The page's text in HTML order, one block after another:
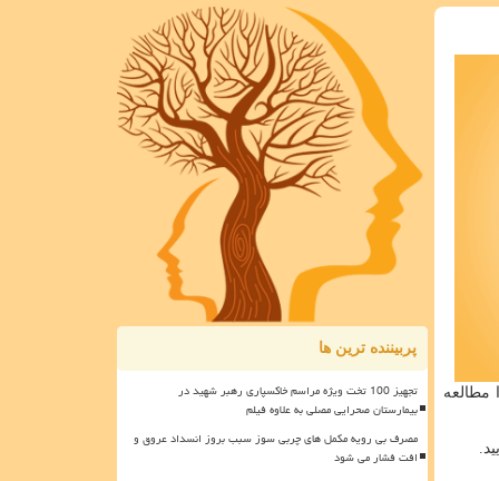
مطالعه
پربیننده ترین ها
تجهیز 100 تخت ویژه مراسم خاکسپاری رهبر شهید در
بیمارستان صحرایی مصلی به علاوه فیلم
مصرف بی رویه مکمل های چربی سوز سبب بروز انسداد عروق و
افت فشار می شود